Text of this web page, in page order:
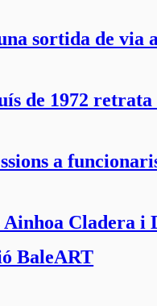
sortida de via
de 1972
a
Cladera i
BaleART